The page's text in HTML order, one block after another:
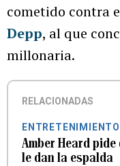
cometido contra
Depp, al que
millonaria.
RELACIONADAS
ENTRETENIMIENTO
Amber Heard
le dan la espalda